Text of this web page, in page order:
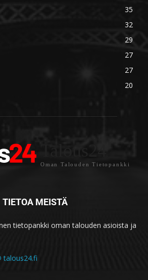
35
32
29
27
27
20
Oman Talouden Tietopankki
TIETOA MEISTÄ
tietopankki oman talouden asioista ja
talous24.fi